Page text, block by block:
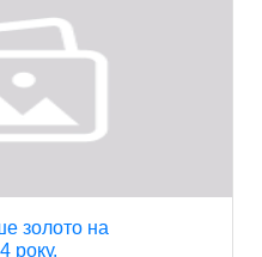
золото на
року.